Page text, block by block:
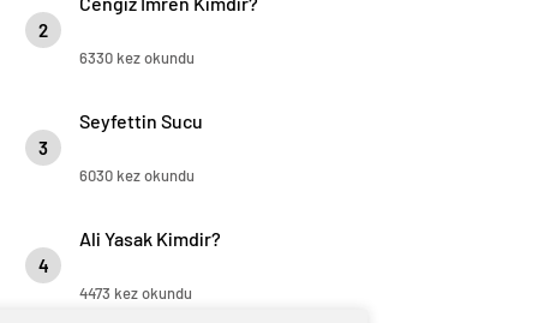
2
6330 kez okundu
3
Seyfettin Sucu
6030 kez okundu
4
Ali Yasak Kimdir?
4473 kez okundu